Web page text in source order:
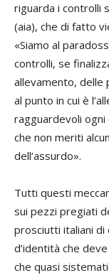
riguarda i controlli
(aia), che di fatto
«Siamo al
controlli, se
allevamento, delle
al punto in cui è
ragguardevoli
che non meriti
dell’assurdo».
Tutti questi
sui pezzi pregiati
prosciutti italiani di
d’identità che
che quasi